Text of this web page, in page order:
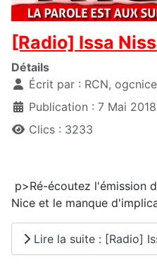
[Radio] Issa
Détails
Écrit par : RCN,
Publication : 7 Mai 2018
Clics : 3233
p>Ré-écoutez l'émission
Nice et le manque
Lire la suite : [Radio]